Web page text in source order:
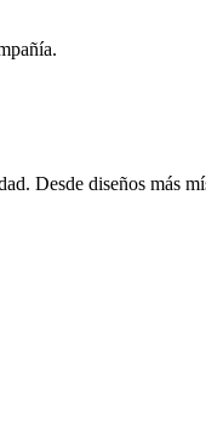
Desde diseños más